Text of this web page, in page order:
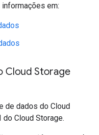
em:
Cloud Storage
de dados do Cloud
Cloud Storage.